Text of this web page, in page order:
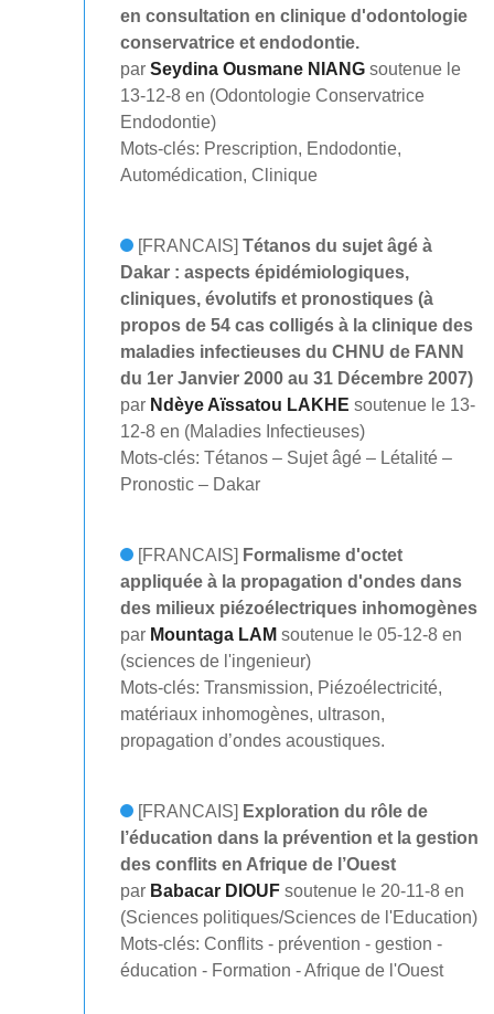
en consultation en clinique d'odontologie
conservatrice et endodontie.
par Seydina Ousmane NIANGsoutenue le
13-12-8 en (Odontologie Conservatrice
Endodontie)
Mots-clés: Prescription, Endodontie,
Automédication, Clinique
[FRANCAIS] Tétanos du sujet âgé à
Dakar : aspects épidémiologiques,
cliniques, évolutifs et pronostiques (à
propos de 54 cas colligés à la clinique des
maladies infectieuses du CHNU de FANN
du 1er Janvier 2000 au 31 Décembre 2007)
par Ndèye Aïssatou LAKHE soutenue le 13-
12-8 en (Maladies Infectieuses)
Mots-clés: Tétanos – Sujet âgé – Létalité –
Pronostic – Dakar
[FRANCAIS] Formalisme d'octet
appliquée à la propagation d'ondes dans
des milieux piézoélectriques inhomogènes
par Mountaga LAM soutenue le 05-12-8 en
(sciences de l'ingenieur)
Mots-clés: Transmission, Piézoélectricité,
matériaux inhomogènes, ultrason,
propagation d’ondes acoustiques.
[FRANCAIS] Exploration du rôle de
l’éducation dans la prévention et la gestion
des conflits en Afrique de l’Ouest
par Babacar DIOUFsoutenue le 20-11-8 en
(Sciences politiques/Sciences de l'Education)
Mots-clés: Conflits - prévention - gestion -
éducation - Formation - Afrique de l'Ouest